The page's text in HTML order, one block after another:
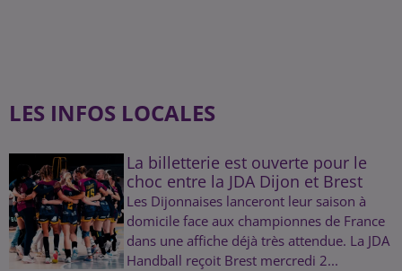
LES INFOS LOCALES
La billetterie est ouverte pour le
choc entre la JDA Dijon et Brest
Les Dijonnaises lanceront leur saison à
domicile face aux championnes de France
dans une affiche déjà très attendue. La JDA
Handball reçoit Brest mercredi 2...